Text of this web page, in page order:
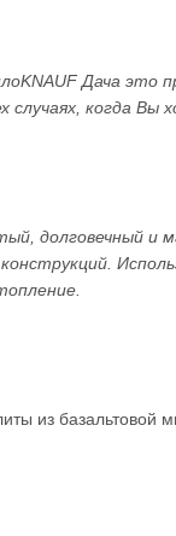
Дача это
случаях, когда
из базальтовой